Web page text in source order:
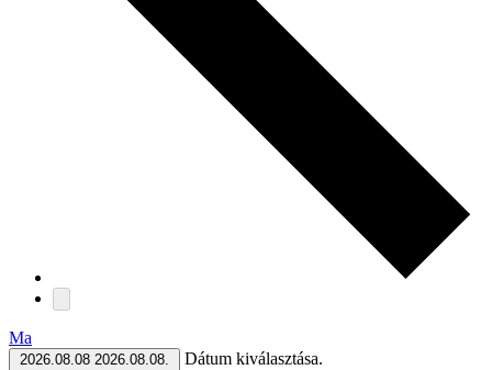
Ma
2026.08.08 2026.08.08. Dátum kiválasztása.